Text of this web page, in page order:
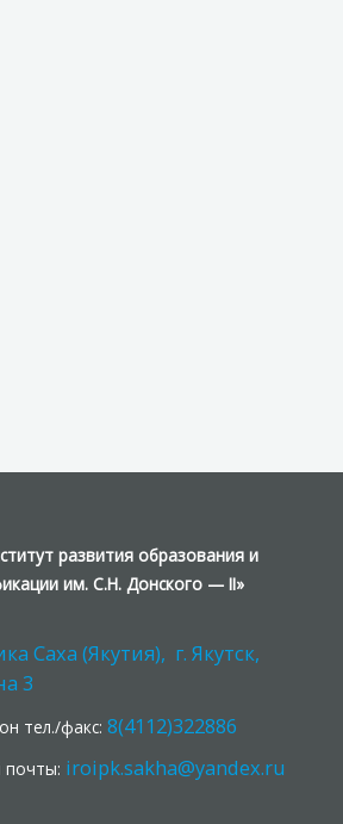
развития образования и
им. С.Н. Донского — II»
Саха (Якутия), г. Якутск,
3
тел./факс:8(4112)322886
почты: iroipk.sakha@yandex.ru